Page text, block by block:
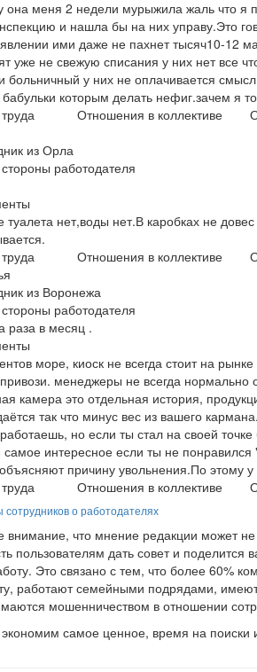
она меня 2 недели мурыжила жаль что я
и нашла бы на них управу.Это
ими даже не пахнет тысяч10-12
уже не свежую списания у них нет все
больничный у них не оплачивается
которым делать нефиг.зачем я
Отношения в коллективе
из Орла
работодателя
туалета нет,воды нет.В каробках не
Отношения в коллективе
из Воронежа
работодателя
раза в месяц .
море, киоск не всегда стоит на
менеджеры не всегда нормально
камера это отдельная история,
так что минус вес из вашего
но если ты стал на своей
самое интересное если ты не
причину увольнения.По этому у
Отношения в коллективе
сотрудников о работодателях
что мнение редакции может
пользователям дать совет и
Это связано с тем, что более 60%
работают семейными подрядами,
мошенничеством в отношении
самое ценное, время на поиски